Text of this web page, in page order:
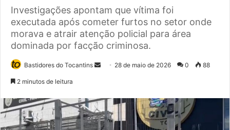
Investigações apontam que vítima foi
executada após cometer furtos no setor onde
morava e atrair atenção policial para área
dominada por facção criminosa.
Bastidores do Tocantins
d
e
u
28 de maio de 2026 0 88
2 minutos de leitura